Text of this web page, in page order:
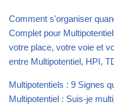
Comment s'organiser
Complet pour
votre place, votre voie et
entre Multipotentiel, HPI,
Multipotentiels : 9 Signes
Multipotentiel : Suis-je